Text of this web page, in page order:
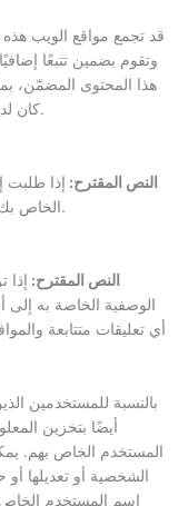
قد تجمع مواقع الويب
وتقوم بضمين تتبعًا
هذا المحتوى المضمّن،
كان لديك حساب وتم تسجيل دخولك إلى ذلك الموقع.
النص المقترح: إذا طلبت
IP الخاص بك في رسالة البريد الإلكتروني لإعادة التعيين.
النص المقترح: إذا
الوصفية الخاصة به
أي تعليقات متتابعة
بالنسبة للمستخدمين
أيضًا بتخزين
المستخدم الخاص بهم.
الشخصية أو تعديلها أو
اسم المستخدم